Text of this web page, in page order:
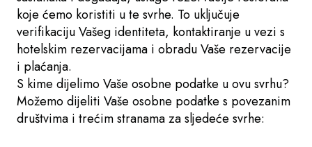
koje ćemo koristiti u te svrhe. To uključuje
verifikaciju Vašeg identiteta, kontaktiranje u vezi s
hotelskim rezervacijama i obradu Vaše rezervacije
i plaćanja.
S kime dijelimo Vaše osobne podatke u ovu svrhu?
Možemo dijeliti Vaše osobne podatke s povezanim
društvima i trećim stranama za sljedeće svrhe: